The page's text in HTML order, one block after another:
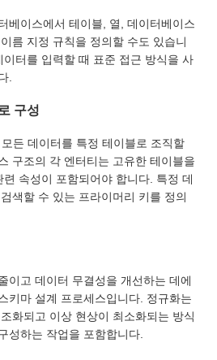
베이스에서 테이블, 열, 데이터베이스
름 지정 규칙을 정의할 수도 있습니
터를 입력할 때 표준 접근 방식을 사
.
구성
든 데이터를 특정 테이블로 조직할
구조의 각 엔터티는 고유한 테이블을
속성이 포함되어야 합니다. 특정 데
색할 수 있는 프라이머리 키를 정의
이고 데이터 무결성을 개선하는 데에
키마 설계 프로세스입니다. 정규화는
화되고 이상 현상이 최소화되는 방식
성하는 작업을 포함합니다.